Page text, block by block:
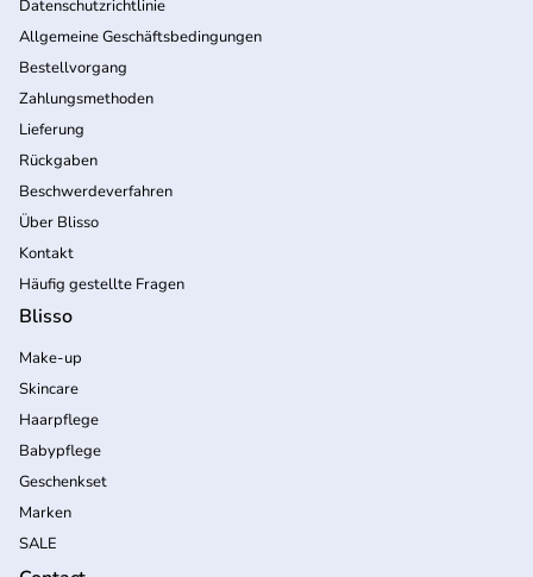
Datenschutzrichtlinie
Allgemeine Geschäftsbedingungen
Bestellvorgang
Zahlungsmethoden
Lieferung
Rückgaben
Beschwerdeverfahren
Über Blisso
Kontakt
Häufig gestellte Fragen
Blisso
Make-up
Skincare
Haarpflege
Babypflege
Geschenkset
Marken
SALE